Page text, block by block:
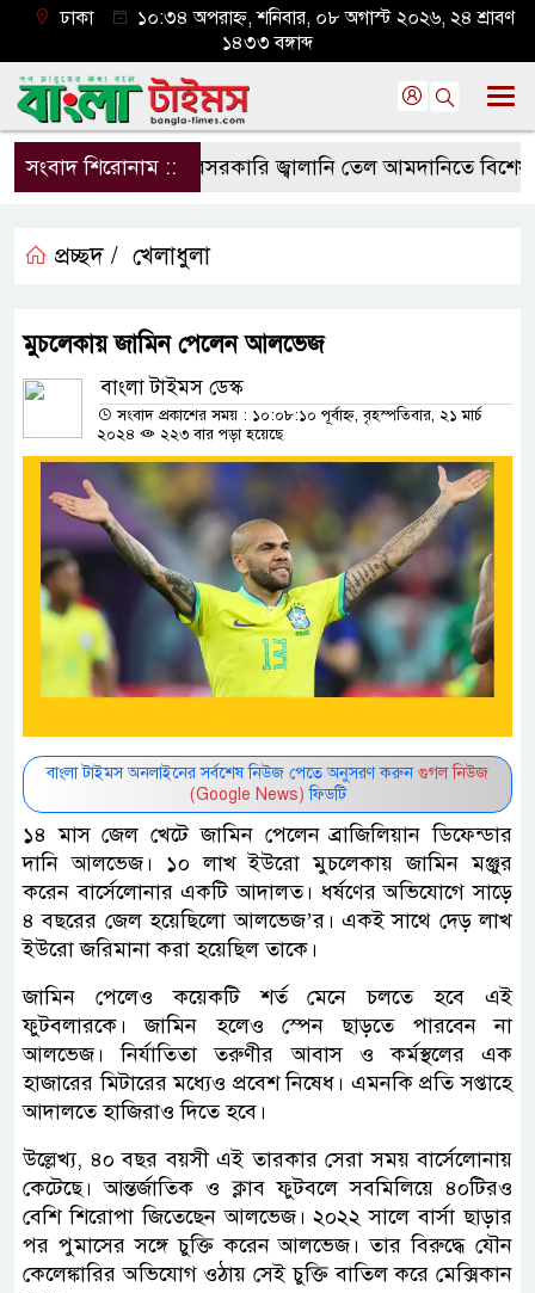
ঢাকা
১০:৩৪ অপরাহ্ন, শনিবার, ০৮ অগাস্ট ২০২৬, ২৪ শ্রাবণ
১৪৩৩ বঙ্গাব্দ
সংবাদ শিরোনাম ::বেসরকারি জ্বালানি তেল আমদানিতে বিশেষ
প্রচ্ছদ / খেলাধুলা
মুচলেকায় জামিন পেলেন আলভেজ
বাংলা টাইমস ডেস্ক
সংবাদ প্রকাশের সময় : ১০:০৮:১০ পূর্বাহ্ন, বৃহস্পতিবার, ২১ মার্চ
২০২৪
২২৩ বার পড়া হয়েছে
বাংলা টাইমস অনলাইনের সর্বশেষ নিউজ পেতে অনুসরণ করুন গুগল নিউজ
(Google News) ফিডটি
১৪ মাস জেল খেটে জামিন পেলেন ব্রাজিলিয়ান ডিফেন্ডার
দানি আলভেজ। ১০ লাখ ইউরো মুচলেকায় জামিন মঞ্জুর
করেন বার্সেলোনার একটি আদালত। ধর্ষণের অভিযোগে সাড়ে
৪ বছরের জেল হয়েছিলো আলভেজ’র। একই সাথে দেড় লাখ
ইউরো জরিমানা করা হয়েছিল তাকে।
জামিন পেলেও কয়েকটি শর্ত মেনে চলতে হবে এই
ফুটবলারকে। জামিন হলেও স্পেন ছাড়তে পারবেন না
আলভেজ। নির্যাতিতা তরুণীর আবাস ও কর্মস্থলের এক
হাজারের মিটারের মধ্যেও প্রবেশ নিষেধ। এমনকি প্রতি সপ্তাহে
আদালতে হাজিরাও দিতে হবে।
উল্লেখ্য, ৪০ বছর বয়সী এই তারকার সেরা সময় বার্সেলোনায়
কেটেছে। আন্তর্জাতিক ও ক্লাব ফুটবলে সবমিলিয়ে ৪০টিরও
বেশি শিরোপা জিতেছেন আলভেজ। ২০২২ সালে বার্সা ছাড়ার
পর পুমাসের সঙ্গে চুক্তি করেন আলভেজ। তার বিরুদ্ধে যৌন
কেলেঙ্কারির অভিযোগ ওঠায় সেই চুক্তি বাতিল করে মেক্সিকান